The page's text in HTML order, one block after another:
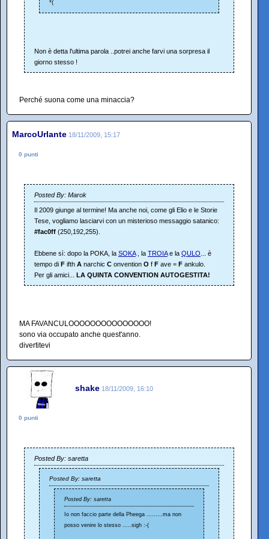
*(
Non è detta l'ultima parola ..potrei anche farvi una sorpresa il
giorno stesso !
Perché suona come una minaccia?
MarcoUrlante 18/11/2009, 15:17
0 punti
Posted By: Marok
Il 2009 giunge al termine! Ma anche noi, come gli Elio e le Storie
Tese, vogliamo lasciarvi con un misterioso messaggio satanico:
#fac0ff (250,192,255).
Ebbene sì: dopo la POKA, la SOKA, la TROIAe la QULO ... è
tempo di F ifth A narchic C onvention O f F ave = F ankulo.
Per gli amici... LA QUINTA CONVENTION AUTOGESTITA!
MA FAVANCULOOOOOOOOOOOOOOO!
sono via occupato anche quest'anno.
divertitevi
shake 18/11/2009, 16:10
0 punti
Posted By: saretta
Posted By: saretta
Posted By: saretta
Io non faccio parte della Pheega .........ma non
posso venire lo stesso .....sigh :-(